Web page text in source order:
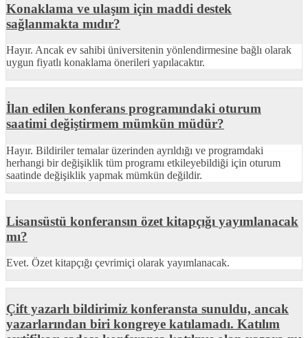
Konaklama ve ulaşım için maddi destek
sağlanmakta mıdır?
Hayır. Ancak ev sahibi üniversitenin yönlendirmesine bağlı olarak
uygun fiyatlı konaklama önerileri yapılacaktır.
İlan edilen konferans programındaki oturum
saatimi değiştirmem mümkün müdür?
Hayır. Bildiriler temalar üzerinden ayrıldığı ve programdaki
herhangi bir değişiklik tüm programı etkileyebildiği için oturum
saatinde değişiklik yapmak mümkün değildir.
Lisansüstü konferansın özet kitapçığı yayımlanacak
mı?
Evet. Özet kitapçığı çevrimiçi olarak yayımlanacak.
Çift yazarlı bildirimiz konferansta sunuldu, ancak
yazarlarından biri kongreye katılamadı. Katılım